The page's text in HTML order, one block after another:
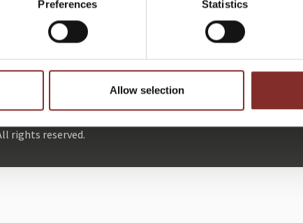
Preferences Statistics
Allow selection
5 Sterne Redner
91Bewertungen auf ProvenExpert.com
Future Stars Datenschutz
rights reserved.